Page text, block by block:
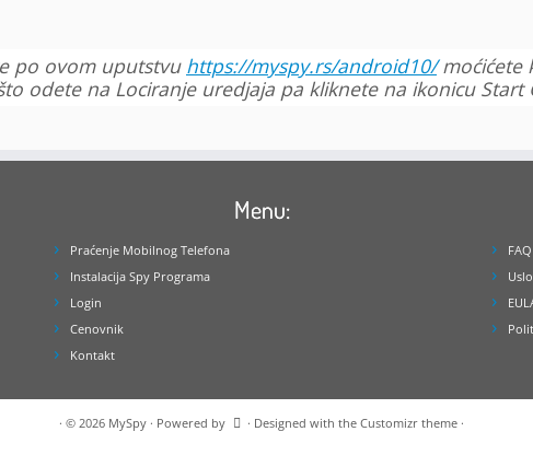
po ovom uputstvu https://myspy.rs/android10/moćićete
odete na Lociranje uredjaja pa kliknete na ikonicu Start
Menu:
Praćenje Mobilnog Telefona
Instalacija Spy Programa
Login
Cenovnik
Kontakt
FAQ
· © 2026 MySpy · Powered by · Designed with the Customizr theme ·